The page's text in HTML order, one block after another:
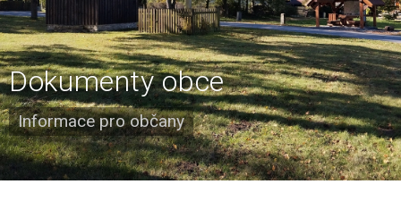
Dokumenty obce
Informace pro občany